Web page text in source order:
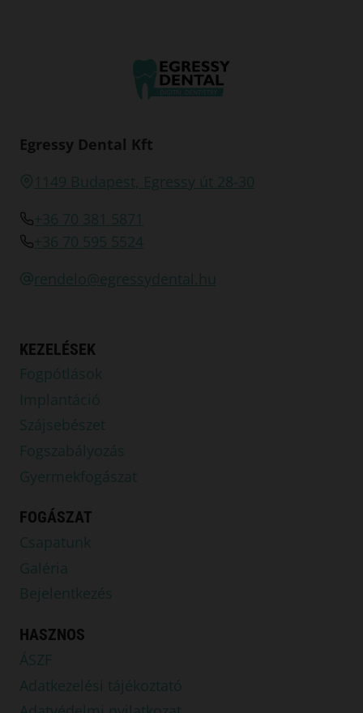
Egressy Dental Kft
1149 Budapest, Egressy út 28-30
+36 70 381 5871
+36 70 595 5524
rendelo@egressydental.hu
KEZELÉSEK
Fogpótlások
Implantáció
Szájsebészet
Fogszabályozás
Gyermekfogászat
FOGÁSZAT
Csapatunk
Galéria
Bejelentkezés
HASZNOS
ÁSZF
Adatkezelési tájékoztató